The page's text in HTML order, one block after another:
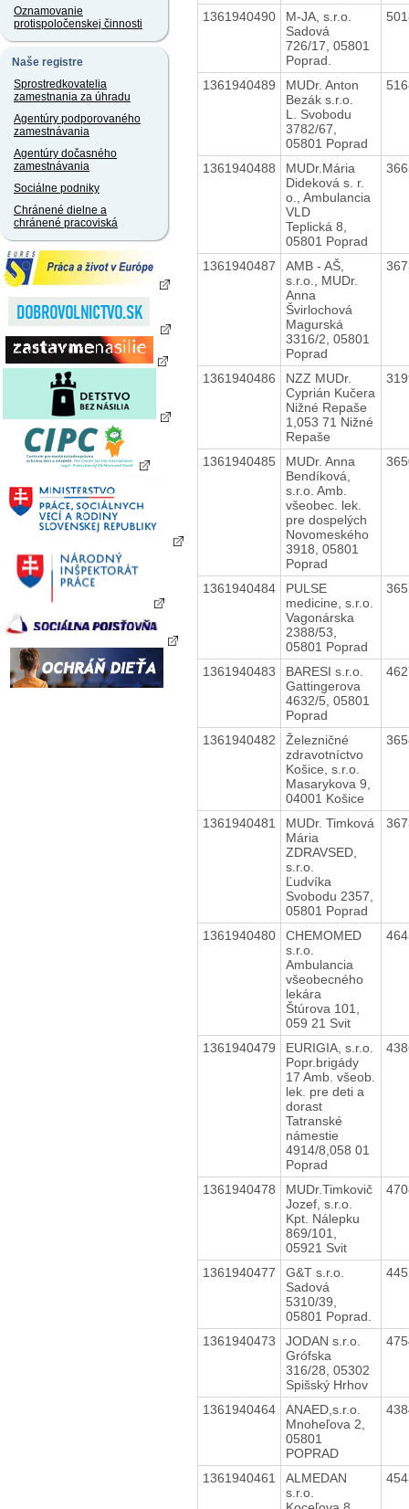
Oznamovanie
protispoločenskej činnosti
Naše registre
Sprostredkovatelia
zamestnania za úhradu
Agentúry podporovaného
zamestnávania
Agentúry dočasného
zamestnávania
Sociálne podniky
Chránené dielne a
chránené pracoviská
1361940490
M-JA, s.r.o.
Sadová
726/17, 05801
Poprad.
1361940489
MUDr. Anton
Bezák s.r.o.
L. Svobodu
3782/67,
05801 Poprad
1361940488
MUDr.Mária
Dideková s. r.
o., Ambulancia
VLD
Teplická 8,
05801 Poprad
1361940487
AMB - AŠ,
s.r.o., MUDr.
Anna
Švirlochová
Magurská
3316/2, 05801
Poprad
1361940486
NZZ MUDr.
Cyprián Kučera
Nižné Repaše
1,053 71 Nižné
Repaše
1361940485
MUDr. Anna
Bendíková,
s.r.o. Amb.
všeobec. lek.
pre dospelých
Novomeského
3918, 05801
Poprad
1361940484
PULSE
medicine, s.r.o.
Vagonárska
2388/53,
05801 Poprad
1361940483
BARESI s.r.o.
Gattingerova
4632/5, 05801
Poprad
1361940482
Železničné
zdravotníctvo
Košice, s.r.o.
Masarykova 9,
04001 Košice
1361940481
MUDr. Timková
Mária
ZDRAVSED,
s.r.o.
Ľudvíka
Svobodu 2357,
05801 Poprad
1361940480
CHEMOMED
s.r.o.
Ambulancia
všeobecného
lekára
Štúrova 101,
059 21 Svit
1361940479
EURIGIA, s.r.o.
Popr.brigády
17 Amb. všeob.
lek. pre deti a
dorast
Tatranské
námestie
4914/8,058 01
Poprad
1361940478
MUDr.Timkovič
Jozef, s.r.o.
Kpt. Nálepku
869/101,
05921 Svit
1361940477
G&T s.r.o.
Sadová
5310/39,
05801 Poprad.
1361940473
JODAN s.r.o.
Grófska
316/28, 05302
Spišský Hrhov
1361940464
ANAED,s.r.o.
Mnoheľova 2,
05801
POPRAD
1361940461
ALMEDAN
s.r.o.